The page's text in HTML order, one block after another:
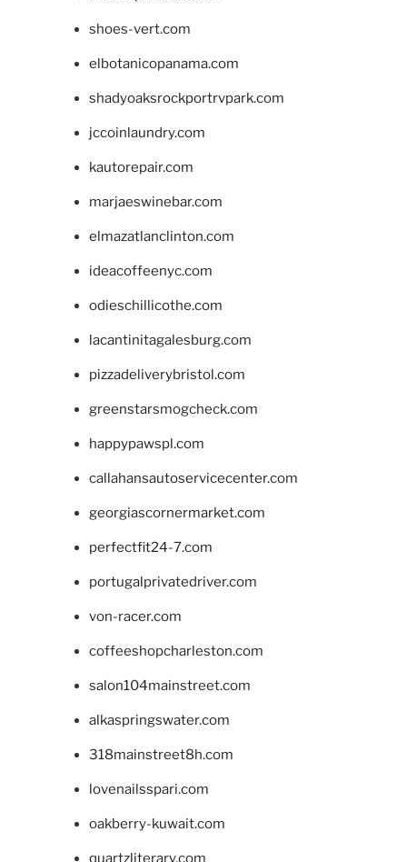
shoes-vert.com
elbotanicopanama.com
shadyoaksrockportrvpark.com
jccoinlaundry.com
kautorepair.com
marjaeswinebar.com
elmazatlanclinton.com
ideacoffeenyc.com
odieschillicothe.com
lacantinitagalesburg.com
pizzadeliverybristol.com
greenstarsmogcheck.com
happypawspl.com
callahansautoservicecenter.com
georgiascornermarket.com
perfectfit24-7.com
portugalprivatedriver.com
von-racer.com
coffeeshopcharleston.com
salon104mainstreet.com
alkaspringswater.com
318mainstreet8h.com
lovenailsspari.com
oakberry-kuwait.com
quartzliterary.com